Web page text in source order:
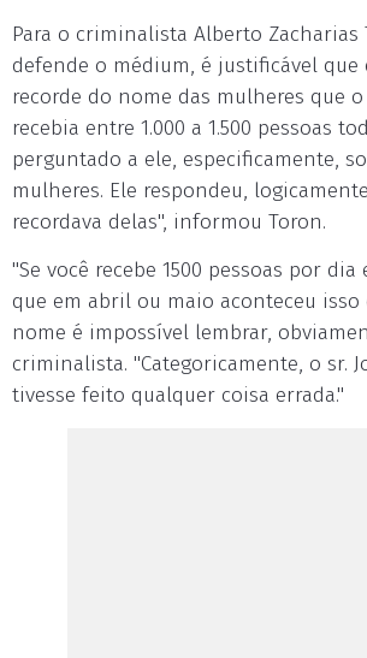
Para o criminalista Alberto Zacharias
defende o médium, é justificável que
recorde do nome das mulheres que o
recebia entre 1.000 a 1.500 pessoas
perguntado a ele, especificamente,
mulheres. Ele respondeu,
recordava delas", informou Toron.
"Se você recebe 1500 pessoas por
que em abril ou maio aconteceu
nome é impossível lembrar,
criminalista. "Categoricamente, o sr.
tivesse feito qualquer coisa errada."